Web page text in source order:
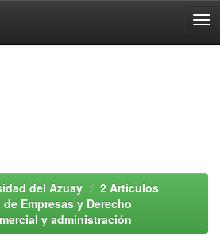
del Azuay
2 Artículos
Empresas y Derecho
y administración